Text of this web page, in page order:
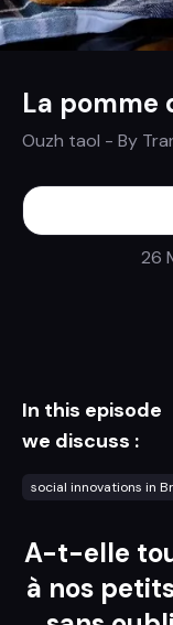
La pomme
Ouzh taol - By
26
In this episode
we discuss :
social innovations in
A-t-elle
à nos